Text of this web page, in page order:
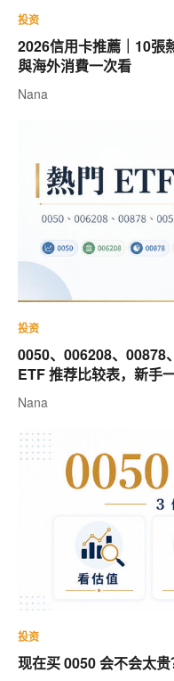
投资
2026信用卡推薦｜10張
與海外消費一次看
Nana
投资
0050、006208、00878
ETF 推荐比较表，新手
Nana
投资
现在买 0050 会不会太